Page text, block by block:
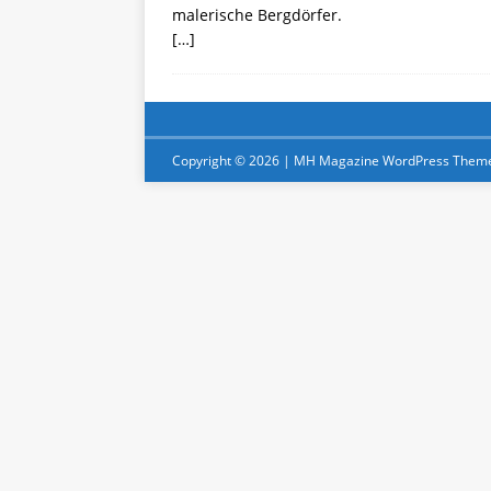
malerische Bergdörfer.
[…]
Copyright © 2026 | MH Magazine WordPress